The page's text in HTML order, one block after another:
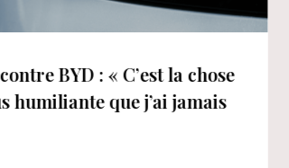
BYD : « C’est la chose
humiliante que j’ai jamais